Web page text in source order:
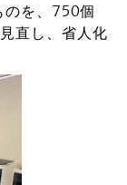
のを、750個
直し、省人化